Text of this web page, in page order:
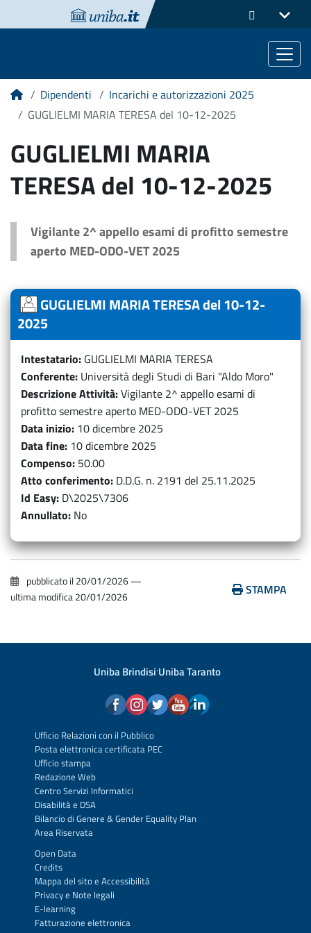
HomeDipendenti
Incarichi e autorizzazioni 2025
GUGLIELMI MARIA TERESA del 10-12-2025
GUGLIELMI MARIA
TERESA del 10-12-2025
Vigilante 2^ appello esami di profitto semestre
aperto MED-ODO-VET 2025
GUGLIELMI MARIA TERESA del 10-12-
2025
Intestatario GUGLIELMI MARIA TERESA
Conferente Università degli Studi di Bari "Aldo Moro"
Descrizione Attività Vigilante 2^ appello esami di
profitto semestre aperto MED-ODO-VET 2025
Data inizio 10 dicembre 2025
Data fine 10 dicembre 2025
Compenso 50.00
Atto conferimento D.D.G. n. 2191 del 25.11.2025
Id Easy D\2025\7306
Annullato No
pubblicato il20/01/2026—
ultima modifica20/01/2026 STAMPA
Uniba Brindisi·Uniba Taranto
Ufficio Relazioni con il Pubblico
Posta elettronica certificata PEC
Ufficio stampa
Redazione Web
Centro Servizi Informatici
Disabilità e DSA
Bilancio di Genere & Gender Equality Plan
Area Riservata
Open Data
Credits
Mappa del sitoe Accessibilità
Privacye Note legali
E-learning
Fatturazione elettronica